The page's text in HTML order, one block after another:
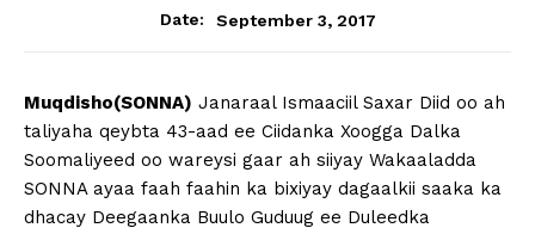
Date:
September 3, 2017
Muqdisho(SONNA) Janaraal Ismaaciil Saxar Diid oo ah
taliyaha qeybta 43-aad ee Ciidanka Xoogga Dalka
Soomaliyeed oo wareysi gaar ah siiyay Wakaaladda
SONNA ayaa faah faahin ka bixiyay dagaalkii saaka ka
dhacay Deegaanka Buulo Guduug ee Duleedka